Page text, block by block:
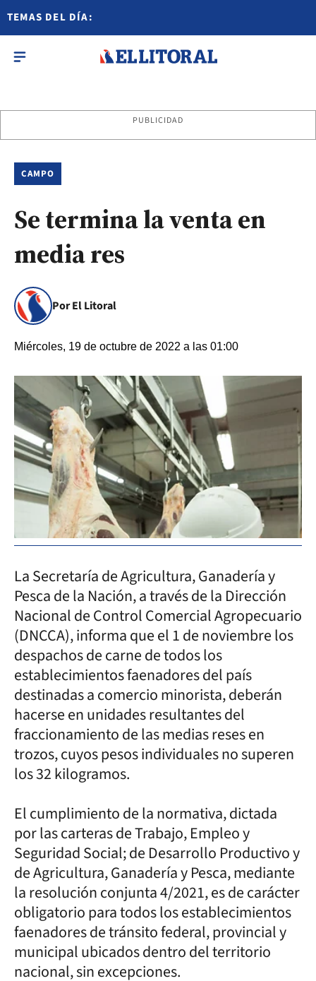
TEMAS DEL DÍA:
PUBLICIDAD
CAMPO
Se termina la venta en
media res
Por El Litoral
Miércoles, 19 de octubre de 2022 a las 01:00
La Secretaría de Agricultura, Ganadería y
Pesca de la Nación, a través de la Dirección
Nacional de Control Comercial Agropecuario
(DNCCA), informa que el 1 de noviembre los
despachos de carne de todos los
establecimientos faenadores del país
destinadas a comercio minorista, deberán
hacerse en unidades resultantes del
fraccionamiento de las medias reses en
trozos, cuyos pesos individuales no superen
los 32 kilogramos.
El cumplimiento de la normativa, dictada
por las carteras de Trabajo, Empleo y
Seguridad Social; de Desarrollo Productivo y
de Agricultura, Ganadería y Pesca, mediante
la resolución conjunta 4/2021, es de carácter
obligatorio para todos los establecimientos
faenadores de tránsito federal, provincial y
municipal ubicados dentro del territorio
nacional, sin excepciones.